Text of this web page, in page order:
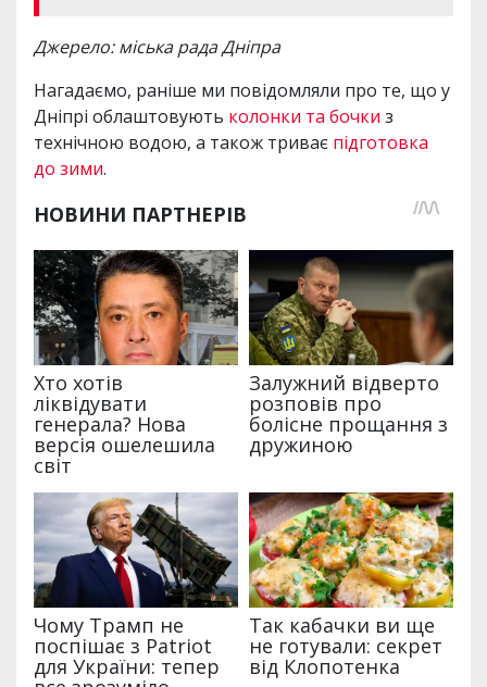
Джерело: міська рада Дніпра
Нагадаємо, раніше ми повідомляли про те, що у
Дніпрі облаштовують колонки та бочки з
технічною водою, а також триває підготовка
до зими.